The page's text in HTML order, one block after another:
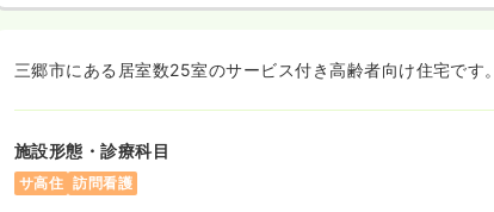
三郷市にある居室数25室のサービス付き高齢者向け住宅です。
施設形態・診療科目
サ高住 訪問看護